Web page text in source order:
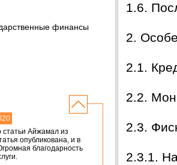
финансы
статьи Айжамал из
опубликована, и в
благодарность
1.6.
2.
2.1.
2.2.
2.3.
2.3.1.